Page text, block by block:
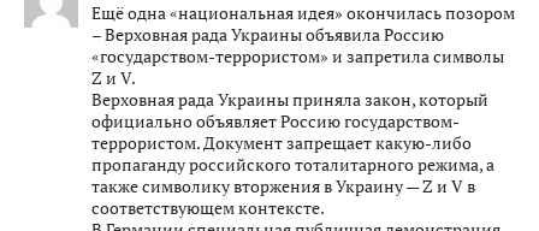
Ещё одна «национальная идея» окончилась позором
– Верховная рада Украины объявила Россию
«государством-террористом» и запретила символы
Z и V.
Верховная рада Украины приняла закон, который
официально объявляет Россию государством-
террористом. Документ запрещает какую-либо
пропаганду российского тоталитарного режима, а
также символику вторжения в Украину — Z и V в
соответствующем контексте.